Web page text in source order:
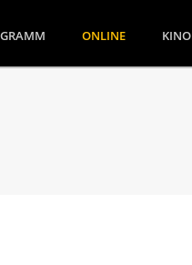
(CURRENT)ONLINE KINO